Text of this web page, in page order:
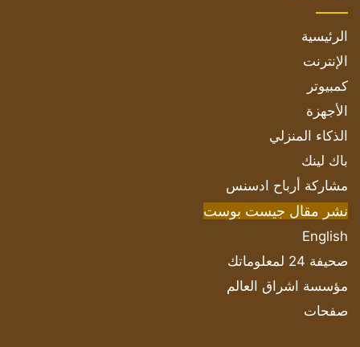
الرئيسية
الإنترنت
كمبيوتر
الأجهزة
الذكاء المنزلي
باك لينك
مشاركة أرباح ادسنس
نشر مقال جيست بوست
English
صحيفة 24 لمعلوماتك
مؤسسة اشراق العالم
صفحات